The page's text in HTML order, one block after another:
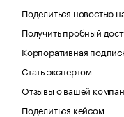
Поделиться новостью
Получить пробный
Корпоративная
Стать экспертом
Отзывы о вашей
Поделиться кейсом